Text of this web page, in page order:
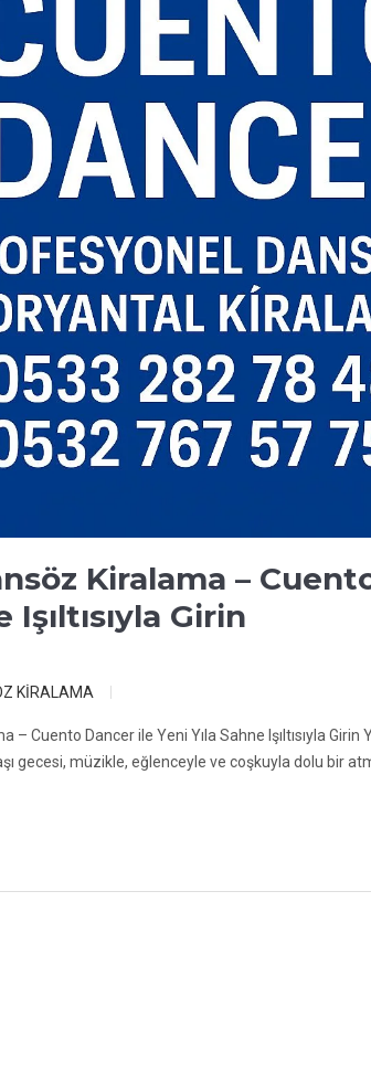
Kiralama –
Işıltısıyla Girin
KİRALAMA
– Cuento Dancer ile Yeni Yıla Sahne Işıltısıyla Girin
gecesi, müzikle, eğlenceyle ve coşkuyla dolu bir